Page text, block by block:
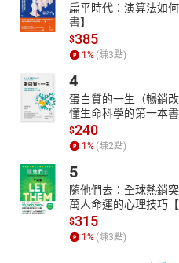
扁平時代：演算法如
書】
$385
1% (賺3點)
4
蛋白質的一生（暢銷
懂生命科學的第一本書
$240
1% (賺2點)
5
隨他們去：全球熱銷
萬人命運的心理技巧
書】
$315
1% (賺3點)